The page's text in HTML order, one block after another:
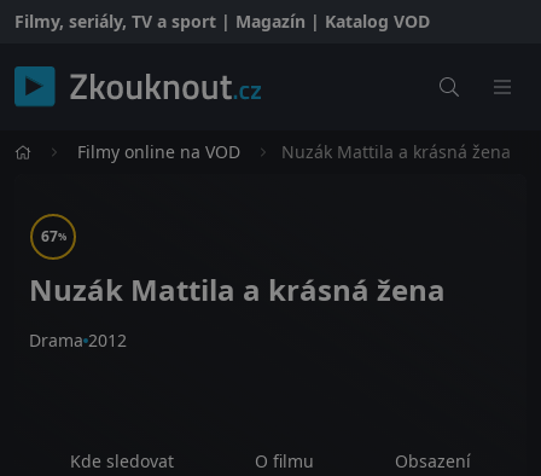
Filmy, seriály, TV a sport | Magazín | Katalog VOD
Filmy online na VOD Nuzák Mattila a krásná žena
67%
Nuzák Mattila a krásná žena
Drama 2012
Kde sledovat O filmu Obsazení